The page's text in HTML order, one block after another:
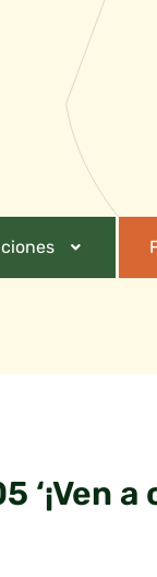
‘¡Ven